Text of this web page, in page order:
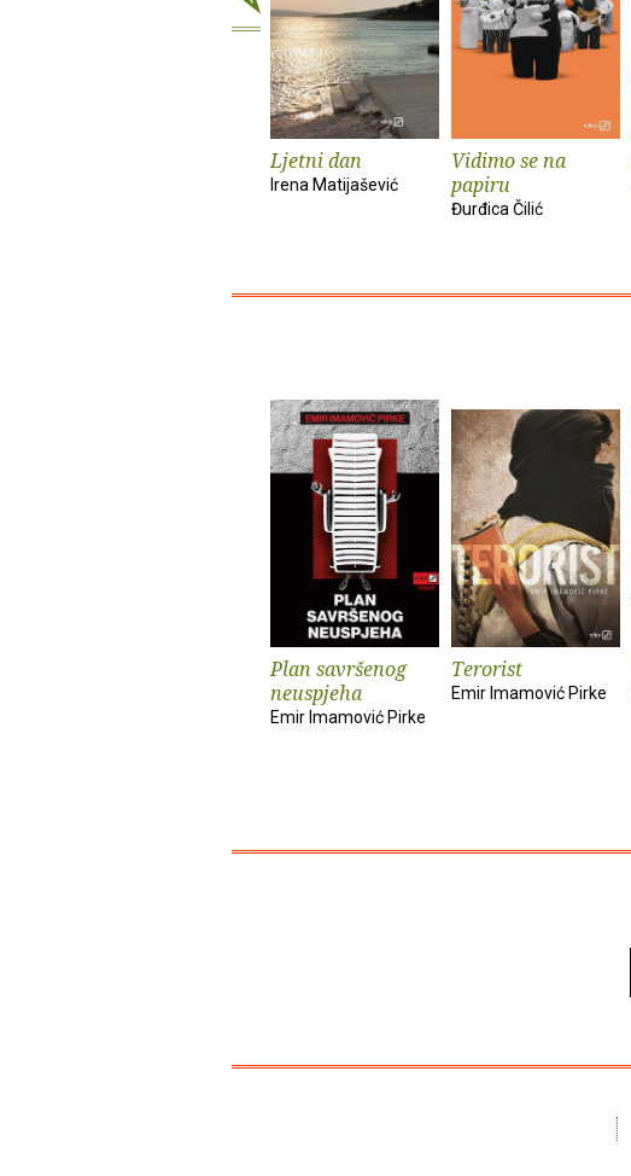
Ljetni dan
Irena Matijašević
Vidimo se na
papiru
Đurđica Čilić
Plan savršenog
neuspjeha
Emir Imamović Pirke
Terorist
Emir Imamović Pirke